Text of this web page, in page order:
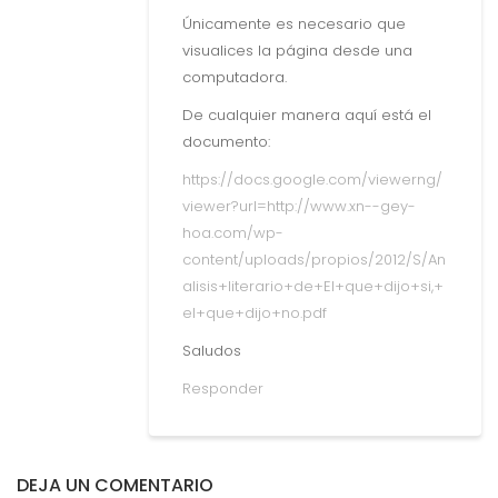
Únicamente es necesario que
visualices la página desde una
computadora.
De cualquier manera aquí está el
documento:
https://docs.google.com/viewerng/
viewer?url=http://www.xn--gey-
hoa.com/wp-
content/uploads/propios/2012/S/An
alisis+literario+de+El+que+dijo+si,+
el+que+dijo+no.pdf
Saludos
Responder
DEJA UN COMENTARIO